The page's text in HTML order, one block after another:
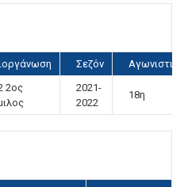
Σεζόν Αγωνιστική
2ος
2021-
2022
18η